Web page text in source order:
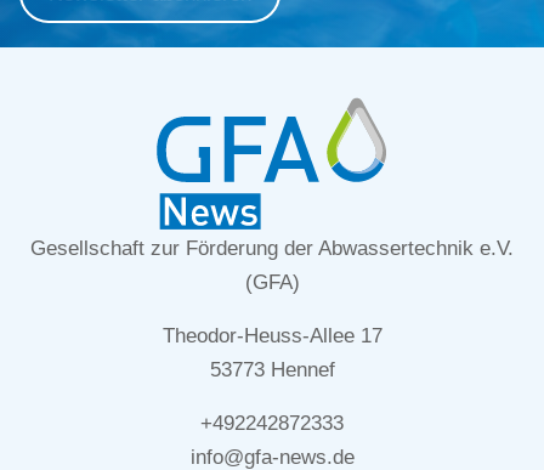
Gesellschaft zur Förderung der Abwassertechnik e.V.
(GFA)
Theodor-Heuss-Allee 17
53773 Hennef
+492242872333
info@gfa-news.de